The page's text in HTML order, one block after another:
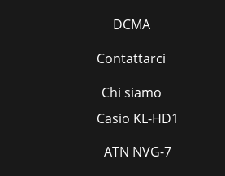
DCMA
Contattarci
Chi siamo
Casio KL-HD1
ATN NVG-7